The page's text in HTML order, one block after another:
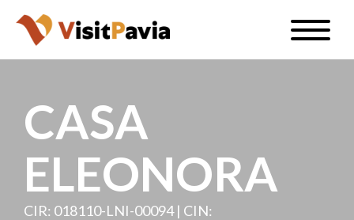
Salta
contenuto
Toggle
IT
#visitpavia
CASA
ELEONORA
CIR: 018110-LNI-00094 | CIN: